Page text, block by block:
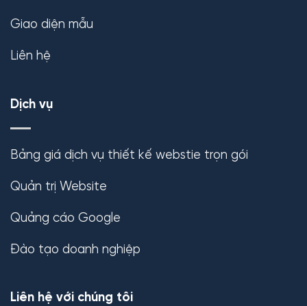
Giao diện mẫu
Liên hệ
Dịch vụ
Bảng giá dịch vụ thiết kế webstie trọn gói
Quản trị Website
Quảng cáo Google
Đào tạo doanh nghiệp
Liên hệ với chúng tôi